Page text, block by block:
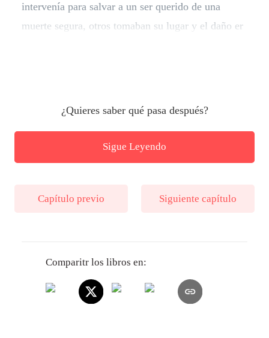
intervenía para salvar a un ser querido de una
muerte segura, otros tomaban su lugar y el daño er
¿Quieres saber qué pasa después?
Sigue Leyendo
Capítulo previo Siguiente capítulo
Comparitr los libros en: